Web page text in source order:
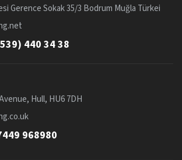
Gerence Sokak 35/3 Bodrum Muğla Türkei
440 34 38
Hull, HU6 7DH
968980